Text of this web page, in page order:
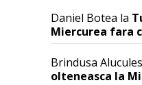
Daniel Botea la
Miercurea fara
Brindusa
olteneasca la